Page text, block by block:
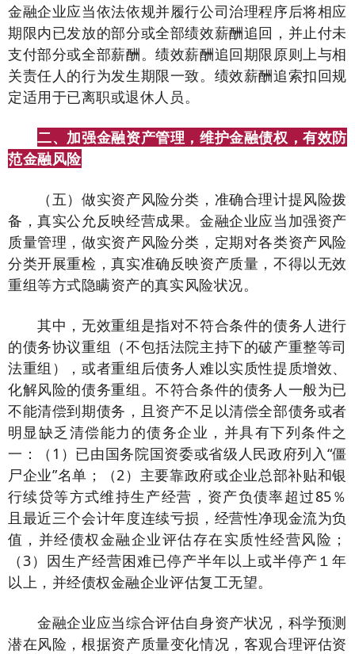
金融企业应当依法依规并履行公司治理程序后将相应
期限内已发放的部分或全部绩效薪酬追回，并止付未
支付部分或全部薪酬。绩效薪酬追回期限原则上与相
关责任人的行为发生期限一致。绩效薪酬追索扣回规
定适用于已离职或退休人员。
二、加强金融资产管理，维护金融债权，有效防
范金融风险
（五）做实资产风险分类，准确合理计提风险拨
备，真实公允反映经营成果。金融企业应当加强资产
质量管理，做实资产风险分类，定期对各类资产风险
分类开展重检，真实准确反映资产质量，不得以无效
重组等方式隐瞒资产的真实风险状况。
其中，无效重组是指对不符合条件的债务人进行
的债务协议重组（不包括法院主持下的破产重整等司
法重组），或者重组后债务人难以实质性提质增效、
化解风险的债务重组。不符合条件的债务人一般为已
不能清偿到期债务，且资产不足以清偿全部债务或者
明显缺乏清偿能力的债务企业，并具有下列条件之
一：（1）已由国务院国资委或省级人民政府列入“僵
尸企业”名单；（2）主要靠政府或企业总部补贴和银
行续贷等方式维持生产经营，资产负债率超过85％
且最近三个会计年度连续亏损，经营性净现金流为负
值，并经债权金融企业评估存在实质性经营风险；
（3）因生产经营困难已停产半年以上或半停产１年
以上，并经债权金融企业评估复工无望。
金融企业应当综合评估自身资产状况，科学预测
潜在风险，根据资产质量变化情况，客观合理评估资